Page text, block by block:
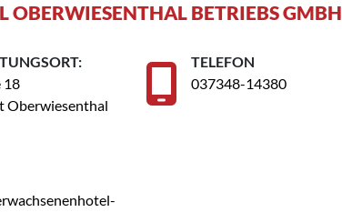
OBERWIESENTHAL BETRIEBS GMBH
18
Oberwiesenthal
TELEFON
037348-14380